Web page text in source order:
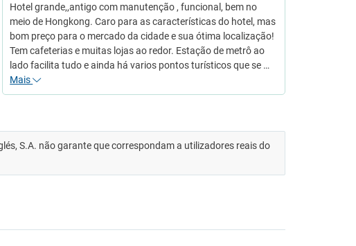
Hotel grande,,antigo com manutenção , funcional, bem no
meio de Hongkong. Caro para as características do hotel, mas
bom preço para o mercado da cidade e sua ótima localização!
Tem cafeterias e muitas lojas ao redor. Estação de metrô ao
lado facilita tudo e ainda há varios pontos turísticos que se …
Mais
S.A. não garante que correspondam a utilizadores reais do